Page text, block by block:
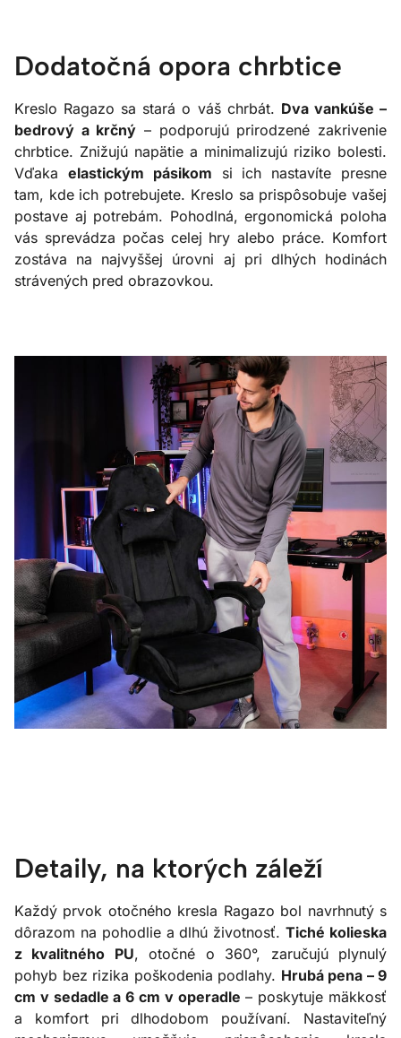
Dodatočná opora chrbtice
Kreslo Ragazo sa stará o váš chrbát. Dva vankúše –
bedrový a krčný – podporujú prirodzené zakrivenie
chrbtice. Znižujú napätie a minimalizujú riziko bolesti.
Vďaka elastickým pásikom si ich nastavíte presne
tam, kde ich potrebujete. Kreslo sa prispôsobuje vašej
postave aj potrebám. Pohodlná, ergonomická poloha
vás sprevádza počas celej hry alebo práce. Komfort
zostáva na najvyššej úrovni aj pri dlhých hodinách
strávených pred obrazovkou.
Detaily, na ktorých záleží
Každý prvok otočného kresla Ragazo bol navrhnutý s
dôrazom na pohodlie a dlhú životnosť.Tiché kolieska
z kvalitného PU, otočné o 360°, zaručujú plynulý
pohyb bez rizika poškodenia podlahy. Hrubá pena – 9
cm v sedadle a 6 cm v operadle – poskytuje mäkkosť
a komfort pri dlhodobom používaní. Nastaviteľný